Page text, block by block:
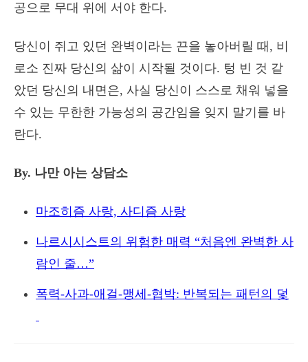
공으로 무대 위에 서야 한다.
당신이 쥐고 있던 완벽이라는 끈을 놓아버릴 때, 비
로소 진짜 당신의 삶이 시작될 것이다. 텅 빈 것 같
았던 당신의 내면은, 사실 당신이 스스로 채워 넣을
수 있는 무한한 가능성의 공간임을 잊지 말기를 바
란다.
By. 나만 아는 상담소
마조히즘 사랑, 사디즘 사랑
나르시시스트의 위험한 매력 “처음엔 완벽한 사
람인 줄…”
폭력-사과-애걸-맹세-협박: 반복되는 패턴의 덫